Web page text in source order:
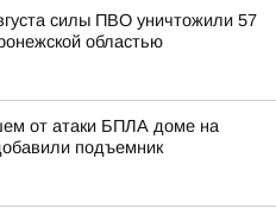
силы ПВО уничтожили 57
областью
от атаки БПЛА доме на
подъемник